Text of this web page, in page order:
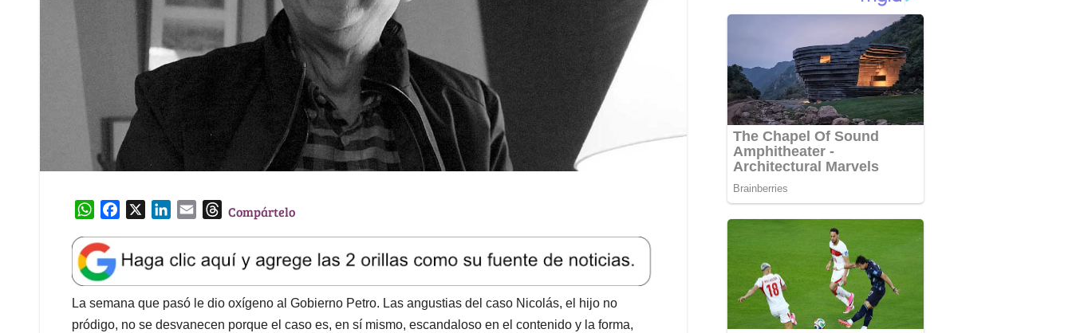
W
a
t
s
A
p
e
b
o
o
k
e
d
I
l
T
e
a
d
s
Compártelo
La semana que pasó le dio oxígeno al Gobierno Petro. Las angustias del caso Nicolás, el hijo no
pródigo, no se desvanecen porque el caso es, en sí mismo, escandaloso en el contenido y la forma,